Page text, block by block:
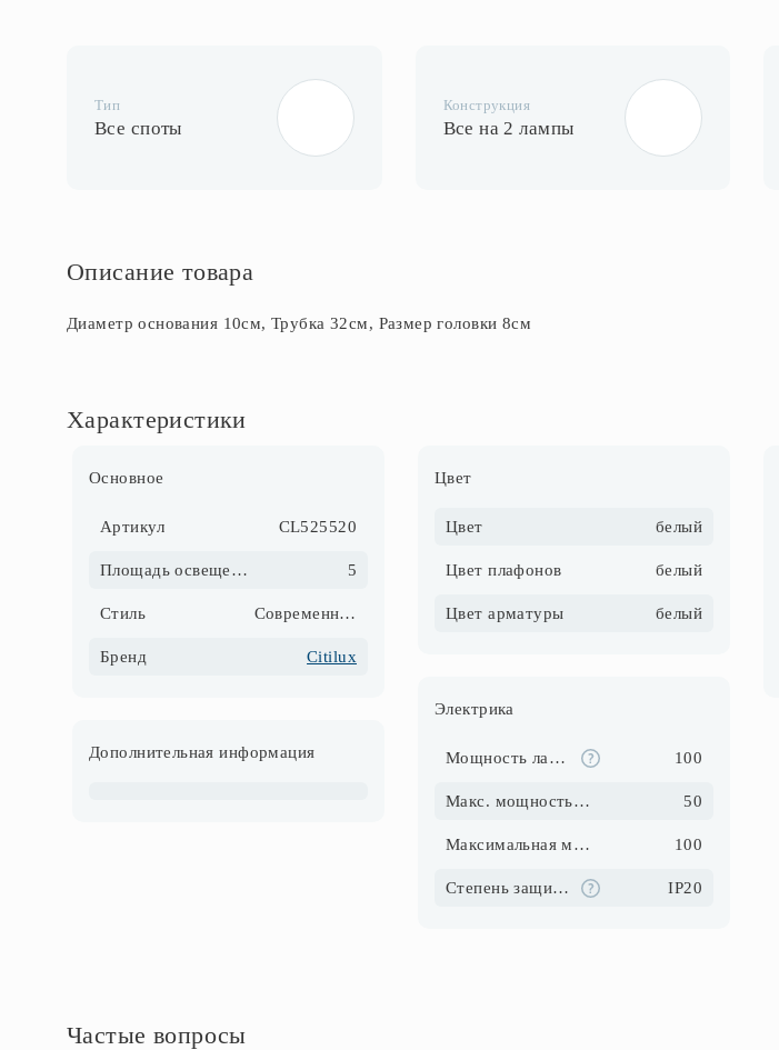
Тип
Все споты
Конструкция
Все на 2 лампы
Описание товара
Диаметр основания 10см, Трубка 32см, Размер головки 8см
Характеристики
Основное
Артикул CL525520
Площадь освещения, м2 5
Стиль Современный
Бренд Citilux
Цвет
Цвет белый
Цвет плафонов белый
Цвет арматуры белый
Электрика
Мощность ламп, Вт 100
Макс. мощность ламп, Вт 50
Максимальная мощность, Вт 100
Степень защиты IP IP20
Дополнительная информация
Частые вопросы